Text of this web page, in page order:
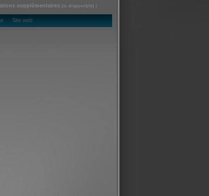
supplémentaires (si disponible) :
Site web